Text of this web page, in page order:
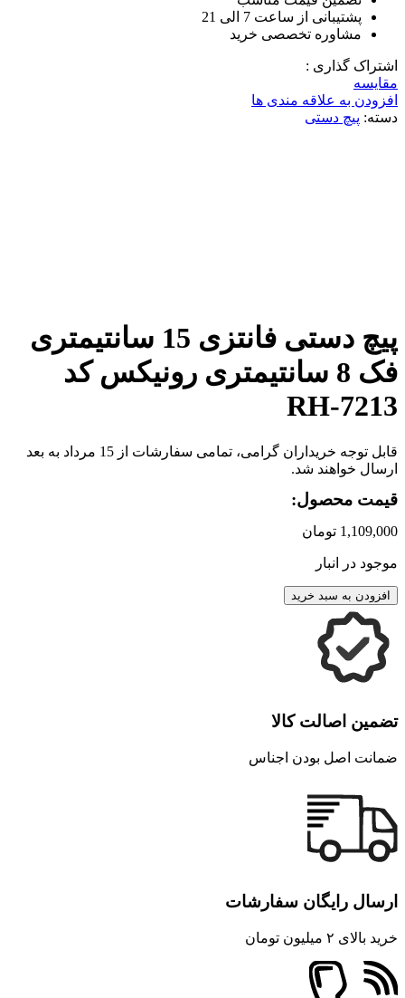
پشتیبانی از ساعت 7 الی 21
مشاوره تخصصی خرید
اشتراک گذاری :
مقایسه
افزودن به علاقه مندی ها
دسته: پیچ دستی
پیچ دستی فانتزی 15 سانتیمتری
فک 8 سانتیمتری رونیکس کد
RH-7213
قابل توجه خریداران گرامی، تمامی سفارشات از 15 مرداد به بعد
ارسال خواهند شد.
قیمت محصول:
1,109,000 تومان
موجود در انبار
افزودن به سبد خرید
تضمین اصالت کالا
ضمانت اصل بودن اجناس
ارسال رایگان سفارشات
خرید بالای ۲ میلیون تومان